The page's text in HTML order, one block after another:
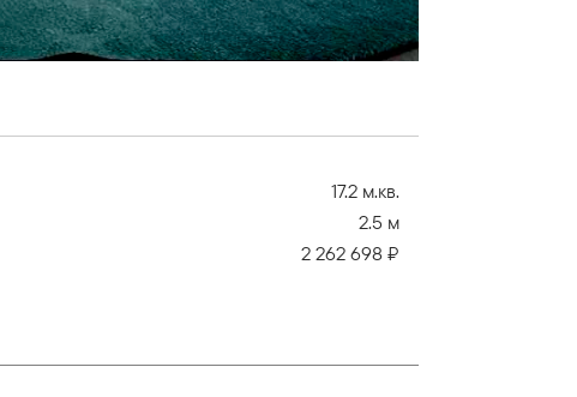
17.2 м.кв.
2.5 м
2 262 698 ₽